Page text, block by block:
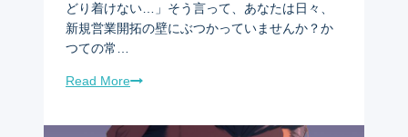
どり着けない…」そう言って、あなたは日々、
新規営業開拓の壁にぶつかっていませんか？か
つての常…
Read More